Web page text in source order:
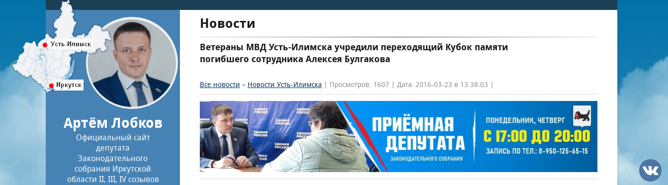
Артём Лобков
Официальный сайт
депутата
Законодательного
собрания Иркутской
области II, III, IV созывов
Новости
Ветераны МВД Усть-Илимска учредили переходящий Кубок памяти
погибшего сотрудника Алексея Булгакова
Все новости » Новости Усть-Илимска | Просмотров: 1607 | Дата: 2016-03-23 в 13:38:03 |